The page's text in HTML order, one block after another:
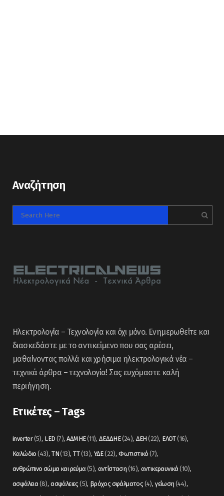
Αναζήτηση
Ηλεκτρολογία – Τεχνολογία και όχι μόνο. Ενημερωθείτε και
διασκεδάστε με το αντικείμενο που σας αρέσει,
μαθαίνοντας πολλά και χρήσιμα ηλεκτρολογικά νέα –
τεχνικά άρθρα – τεχνολογία! Σας ευχόμαστε καλή
περιήγηση.
Ετικέτες – Tags
inverter(5) LED (7) ΑΔΜΗΕ(11) ΔΕΔΔΗΕ(24) ΔΕΗ (22) ΕΛΟΤ(16)
Καλώδιο (43) ΤΝ(13) ΤΤ(13) ΥΔΕ(22) Φωτιστικό (7)
ανθρώπινο σώμα και ρεύμα (5) αντίσταση (16) αντικεραυνικά (10)
ασφάλεια (8) ασφάλειες (5) βρόχος σφάλματος (4) γείωση (44)